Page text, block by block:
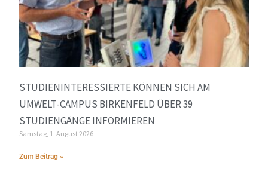
STUDIENINTERESSIERTE KÖNNEN SICH AM
UMWELT-CAMPUS BIRKENFELD ÜBER 39
STUDIENGÄNGE INFORMIEREN
Samstag, 1. August 2026
Zum Beitrag »